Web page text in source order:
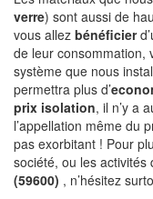
verre) sont aussi de
vous allez bénéficier
de leur consommation,
système que nous
permettra plus d’
prix isolation, il n’y a
l’appellation même du
pas exorbitant ! Pour
société, ou les
(59600) , n’hésitez